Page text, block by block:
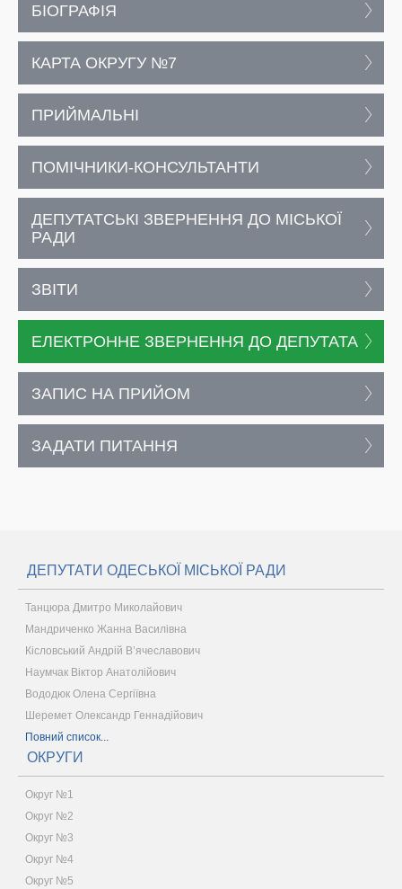
БІОГРАФІЯ
КАРТА ОКРУГУ №7
ПРИЙМАЛЬНІ
ПОМІЧНИКИ-КОНСУЛЬТАНТИ
ДЕПУТАТСЬКІ ЗВЕРНЕННЯ ДО МІСЬКОЇ
РАДИ
ЗВІТИ
ЕЛЕКТРОННЕ ЗВЕРНЕННЯ ДО ДЕПУТАТА
ЗАПИС НА ПРИЙОМ
ЗАДАТИ ПИТАННЯ
ДЕПУТАТИ ОДЕСЬКОЇ МІСЬКОЇ РАДИ
Танцюра Дмитро Миколайович
Мандриченко Жанна Василівна
Кісловський Андрій В’ячеславович
Наумчак Віктор Анатолійович
Вододюк Олена Сергіївна
Шеремет Олександр Геннадійович
Повний список...
ОКРУГИ
Округ №1
Округ №2
Округ №3
Округ №4
Округ №5